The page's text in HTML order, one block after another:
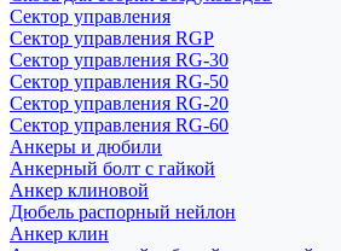
Сектор управления
Сектор управления RGP
Сектор управления RG-30
Сектор управления RG-50
Сектор управления RG-20
Сектор управления RG-60
Анкеры и дюбили
Анкерный болт с гайкой
Анкер клиновой
Дюбель распорный нейлон
Анкер клин